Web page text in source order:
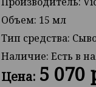
Объем: 15 мл
Тип средства:
Наличие: Есть в
Цена: 5 070